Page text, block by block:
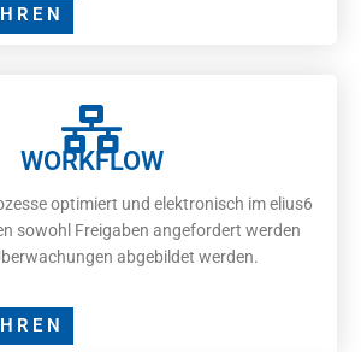
WORKFLOW
optimiert und elektronisch im elius6
sowohl Freigaben angefordert werden
abgebildet werden.